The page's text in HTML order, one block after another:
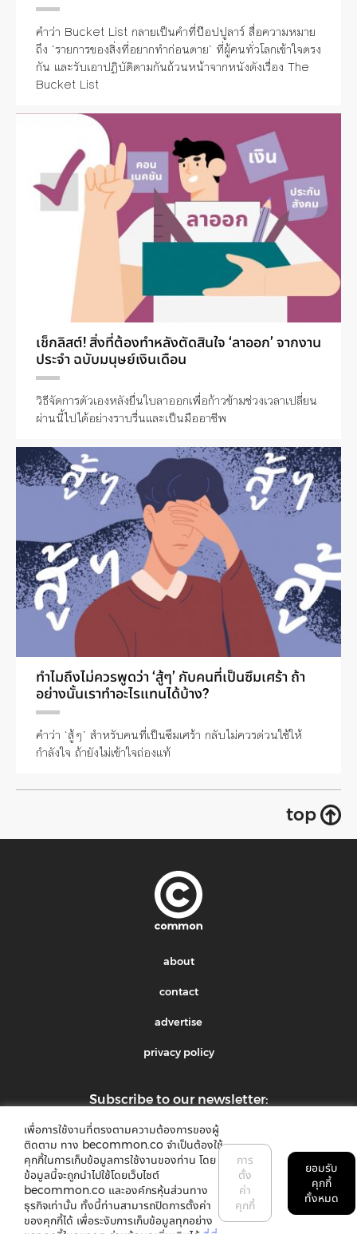
คำว่า Bucket List กลายเป็นคำที่ป๊อปปูลาร์ สื่อความหมาย
ถึง ‘รายการของสิ่งที่อยากทำก่อนตาย’ ที่ผู้คนทั่วโลกเข้าใจตรง
กัน และรับเอาปฏิบัติตามกันถ้วนหน้าจากหนังดังเรื่อง The
Bucket List
เช็กลิสต์! สิ่งที่ต้องทำหลังตัดสินใจ ‘ลาออก’ จากงาน
ประจำ ฉบับมนุษย์เงินเดือน
วิธีจัดการตัวเองหลังยื่นใบลาออกเพื่อก้าวข้ามช่วงเวลาเปลี่ยน
ผ่านนี้ไปได้อย่างราบรื่นและเป็นมืออาชีพ
ทำไมถึงไม่ควรพูดว่า ‘สู้ๆ’ กับคนที่เป็นซึมเศร้า ถ้า
อย่างนั้นเราทำอะไรแทนได้บ้าง?
คำว่า ‘สู้ๆ’ สำหรับคนที่เป็นซึมเศร้า กลับไม่ควรด่วนใช้ให้
กำลังใจ ถ้ายังไม่เข้าใจถ่องแท้
top
about
contact
advertise
privacy policy
Subscribe to our newsletter:
submit
©2018 common. All rights reserved
เพื่อการใช้งานที่ตรงตามความต้องการของผู้
ติดตาม ทาง becommon.co จำเป็นต้องใช้
คุกกี้ในการเก็บข้อมูลการใช้งานของท่าน โดย
ข้อมูลนี้จะถูกนำไปใช้โดยเว็บไซต์
becommon.co และองค์กรหุ้นส่วนทาง
ธุรกิจเท่านั้น ทั้งนี้ท่านสามารถปิดการตั้งค่า
ของคุกกี้ได้ เพื่อระงับการเก็บข้อมูลทุกอย่าง
การ
ตั้ง
ค่า
คุกกี้
ยอมรับ
คุกกี้
ทั้งหมด